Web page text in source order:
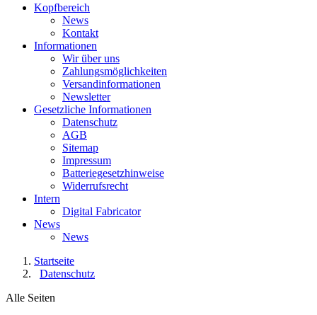
Kopfbereich
News
Kontakt
Informationen
Wir über uns
Zahlungsmöglichkeiten
Versandinformationen
Newsletter
Gesetzliche Informationen
Datenschutz
AGB
Sitemap
Impressum
Batteriegesetzhinweise
Widerrufsrecht
Intern
Digital Fabricator
News
News
Startseite
Datenschutz
Alle Seiten